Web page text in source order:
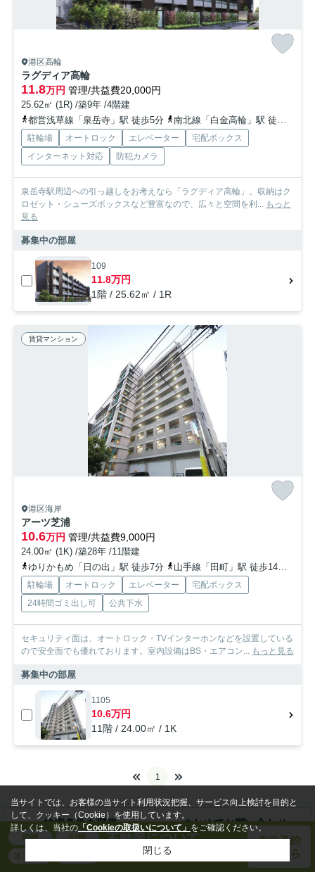
港区高輪
ラグディア高輪
11.8万円 管理/共益費20,000円
25.62㎡ (1R) /築9年 /4階建
都営浅草線「泉岳寺」駅 徒歩5分
南北線「白金高輪」駅 徒歩7分
駐輪場 オートロック エレベーター
宅配ボックス
インターネット対応
防犯カメラ
泉岳寺駅周辺への引っ越しをお考えなら「ラグディア高輪」。収納はク
ロゼット・シューズボックスなど豊富なので、広々と空間を利... もっと
見る
募集中の部屋
109
11.8万円
1階 / 25.62㎡ / 1R
賃貸マンション
港区海岸
アーツ芝浦
10.6万円 管理/共益費9,000円
24.00㎡ (1K) /築28年 /11階建
ゆりかもめ「日の出」駅 徒歩7分
山手線「田町」駅 徒歩14分
駐輪場 オートロック エレベーター
宅配ボックス
24時間ゴミ出し可
公共下水
セキュリティ面は、オートロック・TVインターホンなどを設置している
ので安全面でも優れております。室内設備はBS・エアコン... もっと見る
募集中の部屋
1105
10.6万円
11階 / 24.00㎡ / 1K
1
検索条件を変更 まとめてお問い合わせ
当サイトでは、お客様の当サイト利用状況把握、サービス向上検討を目的と
して、クッキー（Cookie）を使用しています。
詳しくは、当社の「Cookieの取扱いについて」 をご確認ください。
閉じる